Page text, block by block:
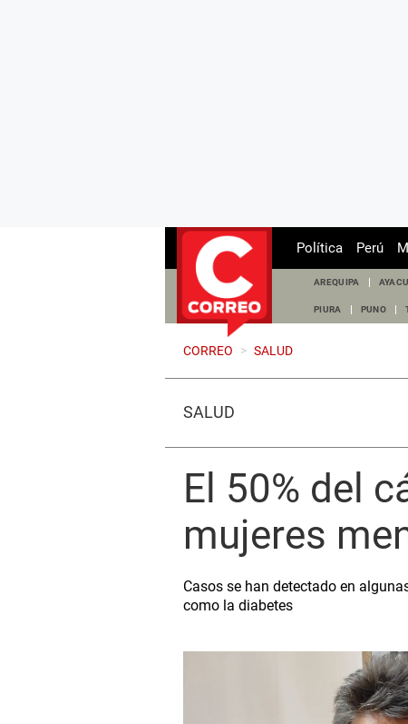
Política Perú
AREQUIPA
PIURA PUNO
CORREO > SALUD
SALUD
El 50% del
mujeres
Casos se han detectado en
como la diabetes